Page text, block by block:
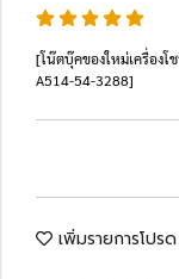
[โน๊ตบุ๊คของใหม่เครื่องโ
A514-54-3288]
เพิ่มรายการโปรด